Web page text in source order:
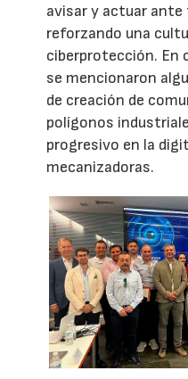
avisar y actuar ante
reforzando una
ciberprotección. En
se mencionaron
de creación de
polígonos
progresivo en la
mecanizadoras.